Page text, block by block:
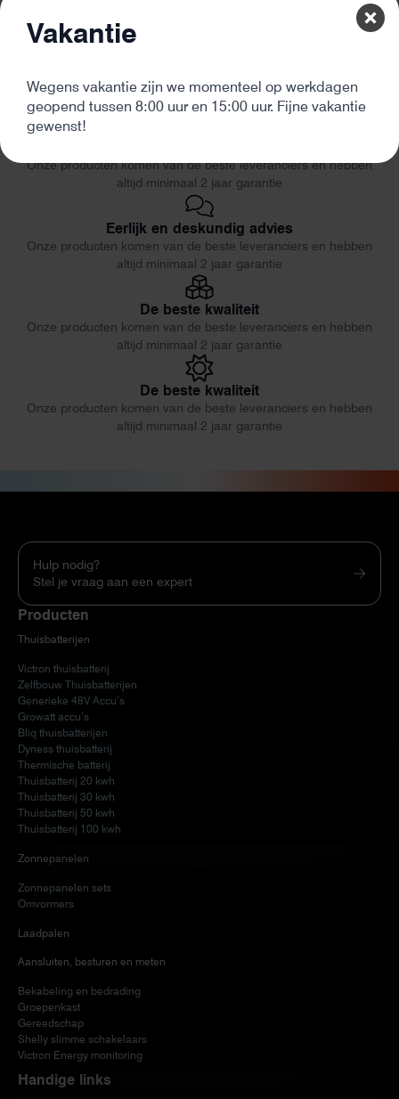
Onze producten komen van de beste leveranciers en hebben
altijd minimaal 2 jaar garantie
Eerlijk en deskundig advies
Onze producten komen van de beste leveranciers en hebben
altijd minimaal 2 jaar garantie
De beste kwaliteit
Onze producten komen van de beste leveranciers en hebben
altijd minimaal 2 jaar garantie
De beste kwaliteit
Onze producten komen van de beste leveranciers en hebben
altijd minimaal 2 jaar garantie
Hulp nodig?
Stel je vraag aan een expert
Producten
Thuisbatterijen
Victron thuisbatterij
Zelfbouw Thuisbatterijen
Generieke 48V Accu’s
Growatt accu’s
Bliq thuisbatterijen
Dyness thuisbatterij
Thermische batterij
Thuisbatterij 20 kwh
Thuisbatterij 30 kwh
Thuisbatterij 50 kwh
Thuisbatterij 100 kwh
Zonnepanelen
Zonnepanelen sets
Omvormers
Laadpalen
Aansluiten, besturen en meten
Bekabeling en bedrading
Groepenkast
Gereedschap
Shelly slimme schakelaars
Victron Energy monitoring
Handige links
Vakantie
Wegens vakantie zijn we momenteel op werkdagen
geopend tussen 8:00 uur en 15:00 uur. Fijne vakantie
gewenst!